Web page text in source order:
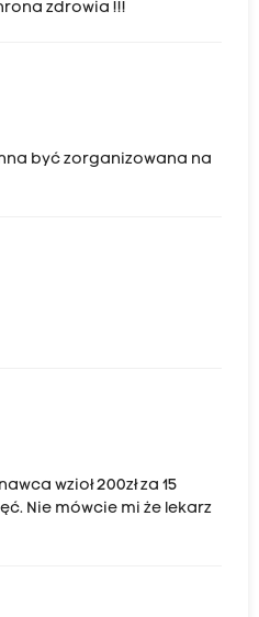
zdrowia !!!
być zorganizowana na
wzioł 200zł za 15
Nie mówcie mi że lekarz